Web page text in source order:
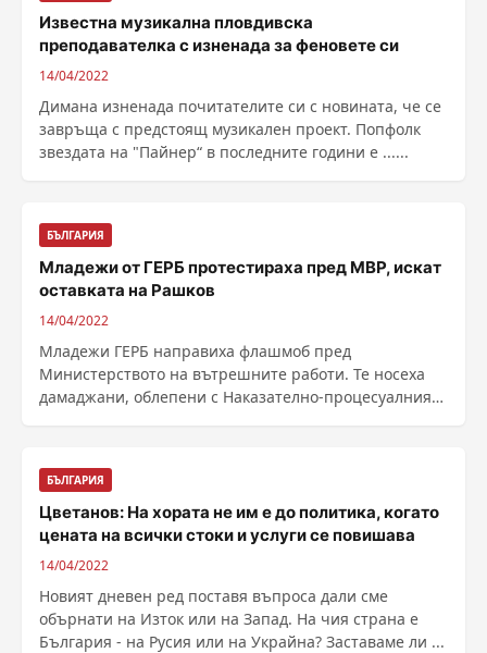
Известна музикална пловдивска
преподавателка с изненада за феновете си
14/04/2022
Димана изненада почитателите си с новината, че се
завръща с предстоящ музикален проект. Попфолк
звездата на "Пайнер“ в последните години е ......
БЪЛГАРИЯ
Младежи от ГЕРБ протестираха пред МВР, искат
оставката на Рашков
14/04/2022
Младежи ГЕРБ направиха флашмоб пред
Министерството на вътрешните работи. Те носеха
дамаджани, облепени с Наказателно-процесуалния
БЪЛГАРИЯ
Цветанов: На хората не им е до политика, когато
цената на всички стоки и услуги се повишава
14/04/2022
Новият дневен ред поставя въпроса дали сме
обърнати на Изток или на Запад. На чия страна е
България - на Русия или на Украйна? Заставаме ли ...